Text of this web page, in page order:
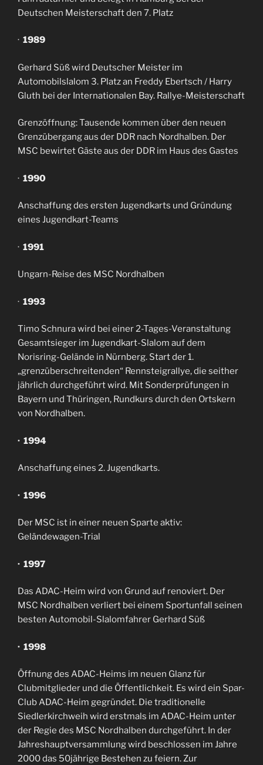
Deutschen Meisterschaft den 7. Platz
· 1989
Gerhard Süß wird Deutscher Meister im
Automobilslalom 3. Platz an Freddy Ebertsch / Harry
Gluth bei der Internationalen Bay. Rallye-Meisterschaft
Grenzöffnung: Tausende kommen über den neuen
Grenzübergang aus der DDR nach Nordhalben. Der
MSC bewirtet Gäste aus der DDR im Haus des Gastes
· 1990
Anschaffung des ersten Jugendkarts und Gründung
eines Jugendkart-Teams
· 1991
Ungarn-Reise des MSC Nordhalben
· 1993
Timo Schnura wird bei einer 2-Tages-Veranstaltung
Gesamtsieger im Jugendkart-Slalom auf dem
Norisring-Gelände in Nürnberg. Start der 1.
„grenzüberschreitenden“ Rennsteigrallye, die seither
jährlich durchgeführt wird. Mit Sonderprüfungen in
Bayern und Thüringen, Rundkurs durch den Ortskern
von Nordhalben.
· 1994
Anschaffung eines 2. Jugendkarts.
· 1996
Der MSC ist in einer neuen Sparte aktiv:
Geländewagen-Trial
· 1997
Das ADAC-Heim wird von Grund auf renoviert. Der
MSC Nordhalben verliert bei einem Sportunfall seinen
besten Automobil-Slalomfahrer Gerhard Süß
· 1998
Öffnung des ADAC-Heims im neuen Glanz für
Clubmitglieder und die Öffentlichkeit. Es wird ein Spar-
Club ADAC-Heim gegründet. Die traditionelle
Siedlerkirchweih wird erstmals im ADAC-Heim unter
der Regie des MSC Nordhalben durchgeführt. In der
Jahreshauptversammlung wird beschlossen im Jahre
2000 das 50jährige Bestehen zu feiern. Zur